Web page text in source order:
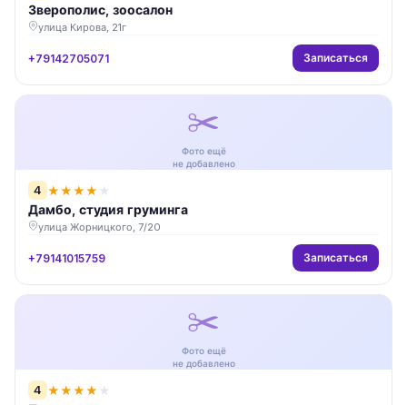
Зверополис, зоосалон
улица Кирова, 21г
+79142705071 Записаться
✂️
Фото ещё
не добавлено
4 ★★★★ ★
Дамбо, студия груминга
улица Жорницкого, 7/20
+79141015759 Записаться
✂️
Фото ещё
не добавлено
4 ★★★★ ★